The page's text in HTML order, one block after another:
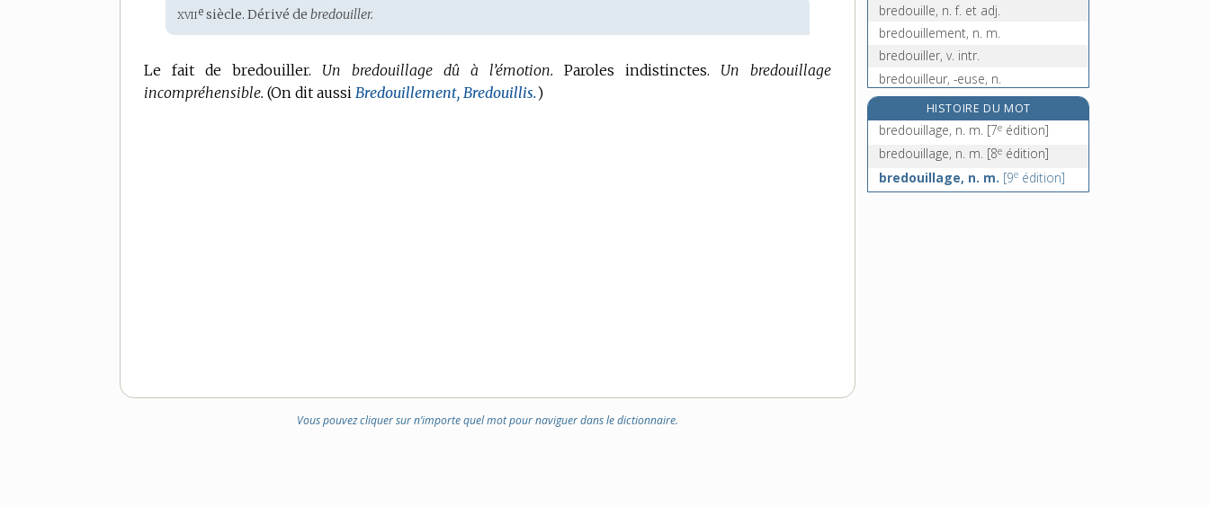
Étymologie
:
xviie siècle. Dérivé debredouiller.
Le fait de bredouiller. Un bredouillage dû à l’émotion. Paroles indistinctes.
Un bredouillage
incompréhensible. (On dit aussi Bredouillement, Bredouillis.)
Vous pouvez cliquer sur n’importe quel mot pour naviguer dans le dictionnaire.
bredouille, n. f. et adj.
bredouillement, n. m.
bredouiller, v. intr.
bredouilleur, -euse, n.
bredouillis, n. m.
bref, brève [I], adj. et adv.
bref [II], n. m.
bregin, n. m.
édition]
bréhaigne, adj.
HISTOIRE DU MOT
bredouillage, n. m. [7e édition]
bredouillage, n. m. [8e édition]
bredouillage, n. m. [9e édition]